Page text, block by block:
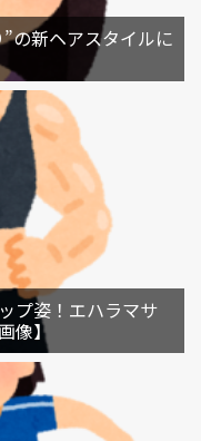
の新ヘアスタイルに
プ姿！エハラマサ
像】